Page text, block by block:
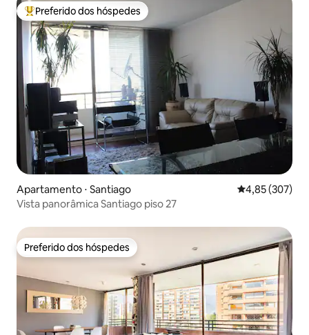
Entre os melhores preferidos dos hóspedes
Preferido dos hóspedes
Apartamento ⋅ Santiago 4,85 de uma
4,85 (307)
Vista panorâmica Santiago piso 27
Preferido dos hóspedes
Preferido dos hóspedes